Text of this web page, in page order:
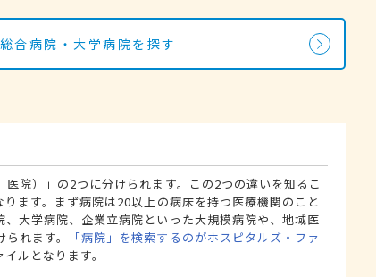
合病院・大学病院を探す
院）」の2つに分けられます。この2つの違いを知るこ
ます。まず病院は20以上の病床を持つ医療機関のこと
大学病院、企業立病院といった大規模病院や、地域医
れます。
「病院」を検索するのがホスピタルズ・ファ
ルとなります。